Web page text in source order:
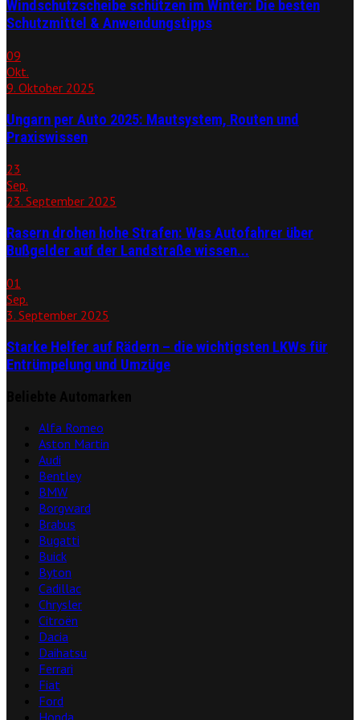
Windschutzscheibe schützen im Winter: Die besten
Schutzmittel & Anwendungstipps
09
Okt.
9. Oktober 2025
Ungarn per Auto 2025: Mautsystem, Routen und
Praxiswissen
23
Sep.
23. September 2025
Rasern drohen hohe Strafen: Was Autofahrer über
Bußgelder auf der Landstraße wissen...
01
Sep.
3. September 2025
Starke Helfer auf Rädern – die wichtigsten LKWs für
Entrümpelung und Umzüge
Alfa Romeo
Aston Martin
Audi
Bentley
BMW
Borgward
Brabus
Bugatti
Buick
Byton
Cadillac
Chrysler
Citroën
Dacia
Daihatsu
Ferrari
Fiat
Ford